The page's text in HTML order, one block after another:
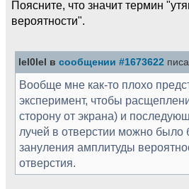
Поясните, что значит термин
вероятности".
lel0lel в сообщении #1673622
Вообще мне как-то плохо
эксперимент, чтобы
сторону от экрана) и
лучей в отверстии можно было
зануления амплитуды
отверстия.